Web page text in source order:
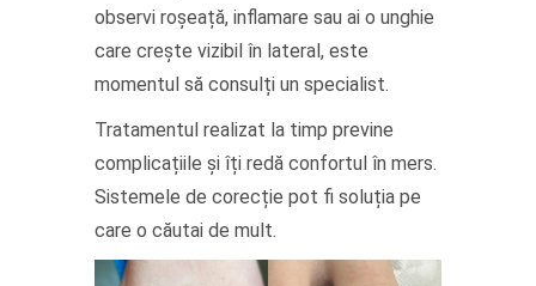
observi roșeață, inflamare sau ai o unghie
care crește vizibil în lateral, este
momentul să consulți un specialist.
Tratamentul realizat la timp previne
complicațiile și îți redă confortul în mers.
Sistemele de corecție pot fi soluția pe
care o căutai de mult.